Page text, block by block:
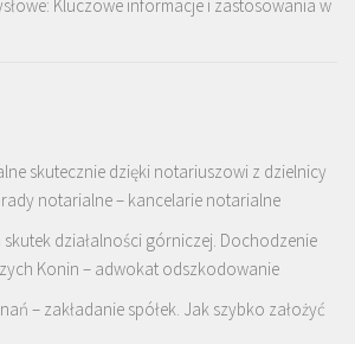
Kluczowe informacje i zastosowania w
skutecznie dzięki notariuszowi z dzielnicy
notarialne – kancelarie notarialne
działalności górniczej. Dochodzenie
Konin – adwokat odszkodowanie
– zakładanie spółek. Jak szybko założyć